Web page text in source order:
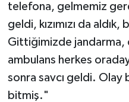
telefona, gelmemiz
geldi, kızımızı da
Gittiğimizde jandarma,
ambulans herkes
sonra savcı geldi. Olay
bitmiş."